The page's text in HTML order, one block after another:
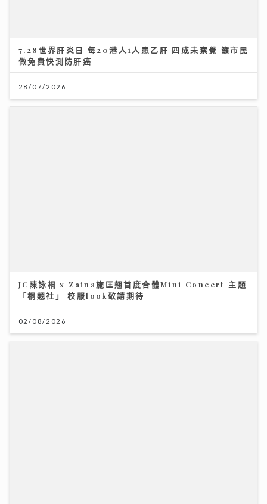
7.28世界肝炎日 每20港人1人患乙肝 四成未察覺 籲市民
做免費快測防肝癌
28/07/2026
JC陳詠桐 x Zaina施匡翹首度合體Mini Concert 主題
「桐翹社」 校服look敬請期待
02/08/2026